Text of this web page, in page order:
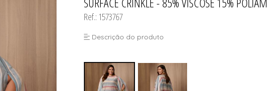
Ref.: 1573767
Descrição do produto